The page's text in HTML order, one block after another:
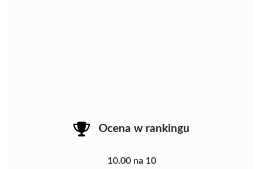
Ocena w rankingu
10.00 na 10